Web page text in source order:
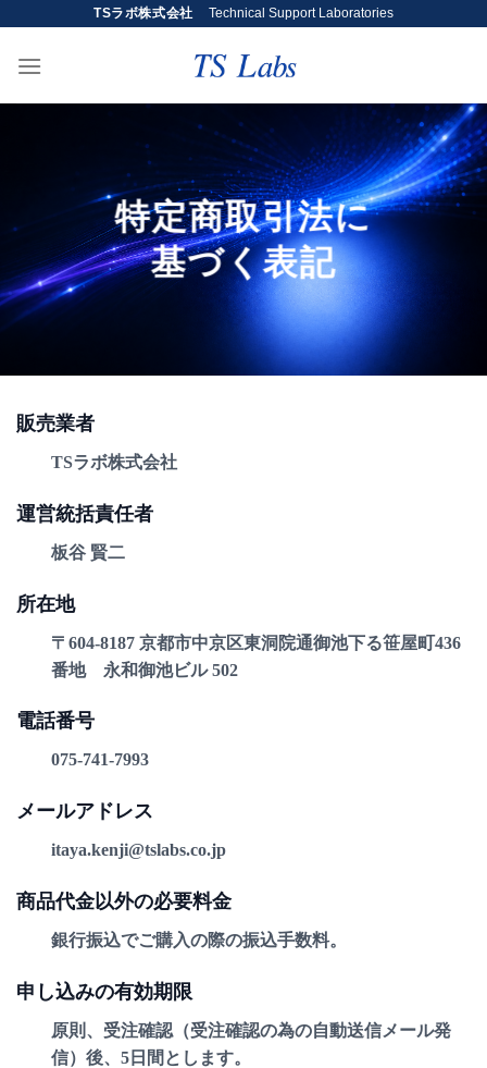
content
TSラボ株式会社 Technical Support Laboratories
特定商取引法に
基づく表記
販売業者
TSラボ株式会社
運営統括責任者
板谷 賢二
所在地
〒604-8187 京都市中京区東洞院通御池下る笹屋町436
番地 永和御池ビル 502
電話番号
075-741-7993
メールアドレス
itaya.kenji@tslabs.co.jp
商品代金以外の必要料金
銀行振込でご購入の際の振込手数料。
申し込みの有効期限
原則、受注確認（受注確認の為の自動送信メール発
信）後、5日間とします。